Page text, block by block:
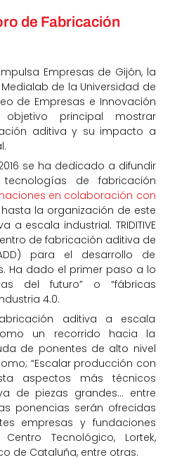
de Fabricación
Empresas de Gijón, la
de la Universidad de
de Empresas e Innovación
principal mostrar
aditiva y su impacto a
se ha dedicado a difundir
de fabricación
en colaboración con
hasta la organización de este
a escala industrial. TRIDITIVE
de fabricación aditiva de
para el desarrollo de
Ha dado el primer paso a lo
del futuro” o “fábricas
4.0.
aditiva a escala
un recorrido hacia la
de ponentes de alto nivel
“Escalar producción con
aspectos más técnicos
de piezas grandes… entre
ponencias serán ofrecidas
empresas y fundaciones
Centro Tecnológico, Lortek,
de Cataluña, entre otras.